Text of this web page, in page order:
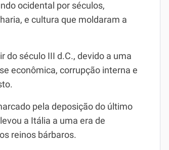
ocidental por séculos,
e cultura que moldaram a
do século III d.C., devido a uma
econômica, corrupção interna e
pela deposição do último
a Itália a uma era de
reinos bárbaros.